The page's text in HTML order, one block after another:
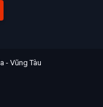
- Vũng Tàu